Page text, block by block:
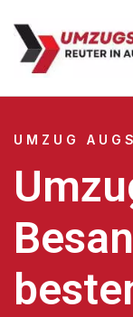
UMZUG